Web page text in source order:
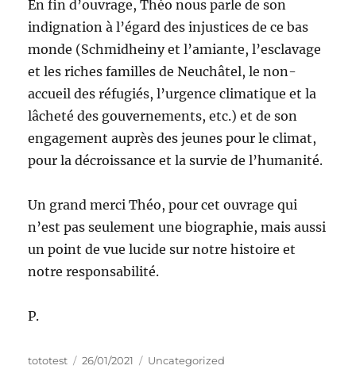
En fin d’ouvrage, Théo nous parle de son
indignation à l’égard des injustices de ce bas
monde (Schmidheiny et l’amiante, l’esclavage
et les riches familles de Neuchâtel, le non-
accueil des réfugiés, l’urgence climatique et la
lâcheté des gouvernements, etc.) et de son
engagement auprès des jeunes pour le climat,
pour la décroissance et la survie de l’humanité.
Un grand merci Théo, pour cet ouvrage qui
n’est pas seulement une biographie, mais aussi
un point de vue lucide sur notre histoire et
notre responsabilité.
P.
tototest 26/01/2021 Uncategorized